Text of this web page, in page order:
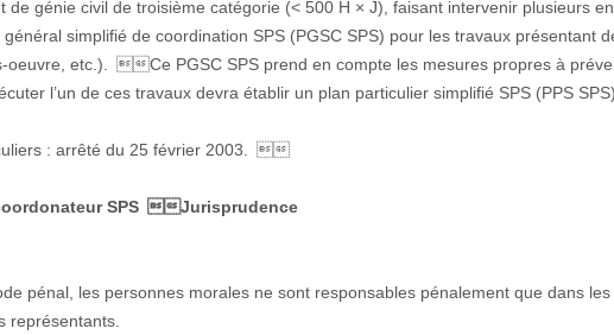
de génie civil de troisième catégorie (< 500 H × J), faisant intervenir plusieurs
simplifié de coordination SPS (PGSC SPS) pour les travaux présentant
oeuvre, etc.). Ce PGSC SPS prend en compte les mesures propres à
l’un de ces travaux devra établir un plan particulier simplifié SPS (PPS
: arrêté du 25 février 2003. 
SPS Jurisprudence
pénal, les personnes morales ne sont responsables pénalement que dans
représentants.